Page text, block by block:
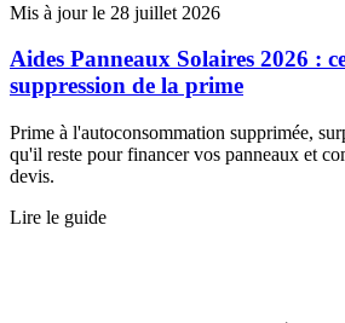
Mis à jour le 28 juillet 2026
Aides Panneaux Solaires 2026 :
suppression de la prime
Prime à l'autoconsommation supprimée,
qu'il reste pour financer vos panneaux et
devis.
Lire le guide